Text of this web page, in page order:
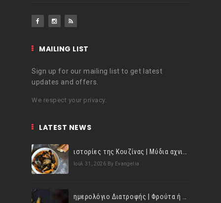
MAILING LIST
Sign up for our mailing list to get latest
updates and offers.
We respect your privacy.
LATEST NEWS
Ιούλ 31, 2026 By Evangelia